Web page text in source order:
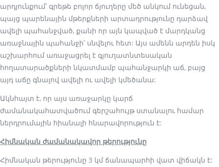
արդյունքում՝ գրեթե բոլոր ճյուղերը մեծ անկում ունեցան,
պայց պարենային մթերքների արտադրությունը դարձավ
ավելի պահանջված, քանի որ այն կապված է մարդկանց
առաջնային պահանջի՝ սնվելու հետ: Այս ամենն արդեն իսկ
աշխարհում առաջացրել է գյուղատնտեսական
հողատարածքների նկատմամբ պահանջարկի աճ, բայց
այդ աճը գնալով ավելի ու ավելի կմեծանա:
Ակնհայտ է, որ այս առաջարկը կարճ
ժամանակահատվածում գերշահույթ ստանալու համար
ներդրումային հիանալի հնարավորություն է:
Հիմնական ժամանակավոր թերությունը
Հիմնական թերությունը 3 կմ ճանապարհի վատ վիճակն է: